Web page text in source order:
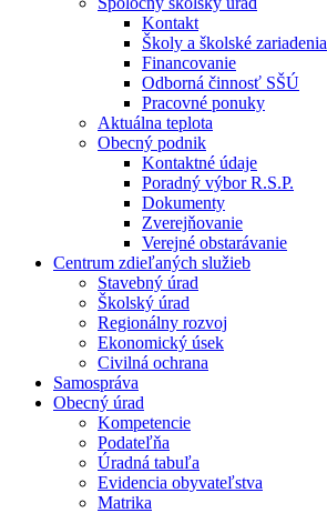
Kontakt
Školy a školské zariadenia
Financovanie
Odborná činnosť SŠÚ
Pracovné ponuky
Aktuálna teplota
Obecný podnik
Kontaktné údaje
Poradný výbor R.S.P.
Dokumenty
Zverejňovanie
Verejné obstarávanie
Centrum zdieľaných služieb
Stavebný úrad
Školský úrad
Regionálny rozvoj
Ekonomický úsek
Civilná ochrana
Samospráva
Obecný úrad
Kompetencie
Podateľňa
Úradná tabuľa
Evidencia obyvateľstva
Matrika